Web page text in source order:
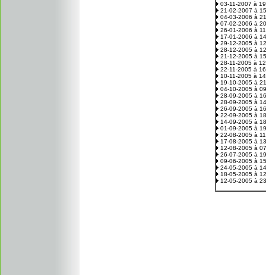
03-11-2007 à
21-02-2007 à
04-03-2006 à
07-02-2006 à
26-01-2006 à
17-01-2006 à
29-12-2005 à
28-12-2005 à
21-12-2005 à
28-11-2005 à
22-11-2005 à
10-11-2005 à
19-10-2005 à
04-10-2005 à
28-09-2005 à
28-09-2005 à
26-09-2005 à
22-09-2005 à
14-09-2005 à
01-09-2005 à
22-08-2005 à
17-08-2005 à
12-08-2005 à
26-07-2005 à
09-06-2005 à
24-05-2005 à
18-05-2005 à
12-05-2005 à